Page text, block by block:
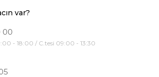
var?
00
- 18:00 / C.tesi 09:00 - 13:30